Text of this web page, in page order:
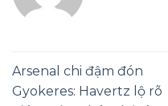
Arsenal chi đậm đón
Gyokeres: Havertz lộ rõ